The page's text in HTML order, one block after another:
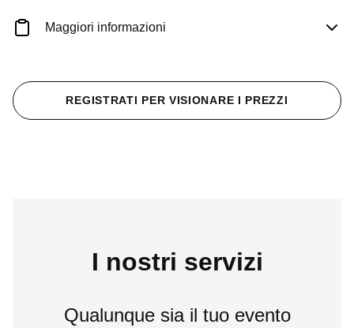
Maggiori informazioni
REGISTRATI PER VISIONARE I PREZZI
I nostri servizi
Qualunque sia il tuo evento